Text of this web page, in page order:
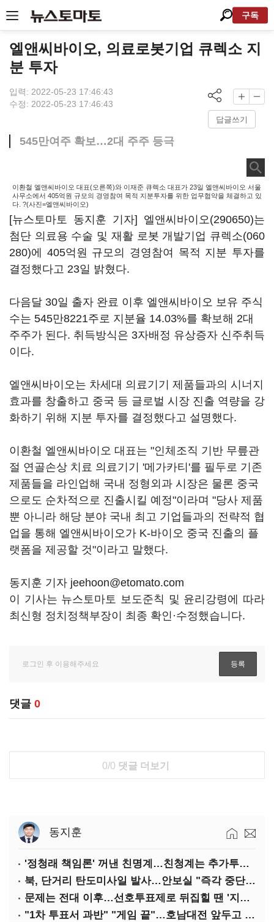
구독
엘앤씨바이오, 의료로봇기업 큐렉소 지
분 투자
입력: 2022-05-23 17:46:43
수정: 2022-05-23 17:46:43
답글쓰기
545만여주 확보…2대 주주 등극
이환철 엘앤씨바이오 대표(오른쪽)와 이재준 큐렉소 대표가 23일 엘앤씨바이오 서울
사무소에서 405억원 규모의 경영참여 목적 지분투자를 위한 업무협약을 체결하고 있
다. ?(사진=엘앤씨바이오)
[뉴스토마토 동지훈 기자] 엘앤씨바이오(290650)는
첨단 의료용 수술 및 재활 로봇 개발기업 큐렉소(060
280)에 405억원 규모의 경영참여 목적 지분 투자를
결정했다고 23일 밝혔다.
다음달 30일 출자 완료 이후 엘앤씨바이오 보유 주식
수는 545만8221주로 지분율 14.03%를 확보해 2대
주주가 된다. 취득방식은 3자배정 유상증자 신주취득
이다.
엘앤씨바이오는 차세대 의료기기 제품들과의 시너지
효과를 창출하고 중국 등 글로벌 시장 진출 역량을 강
화하기 위해 지분 투자를 결정했다고 설명했다.
이환철 엘앤씨바이오 대표는 "인체조직 기반 무릎관
절 연골손상 치료 의료기기 '메가카티'를 필두로 기존
제품들을 라인업해 국내 정형외과 시장은 물론 중국
으로도 순차적으로 진출시킬 예정"이라며 "당사 제품
뿐 아니라 해당 분야 국내 최고 기업들과의 전략적 협
업을 통해 엘앤씨바이오가 K-바이오 중국 진출의 플
랫폼을 제공할 것"이라고 말했다.
동지훈 기자 jeehoon@etomato.com
이 기사는 뉴스토마토 보도준칙 및 윤리강령에 따라
최신형 정치정책부장이 최종 확인·수정했습니다.
댓글 0
0/0 댓글 더보기
동지훈
'정청래 책임론' 꺼낸 친명계…친청계는 추가투표 때리기
북, 단거리 탄도미사일 발사…안보실 "즉각 중단 촉구"
문제는 전대 이후…선호투표제로 뒤집힐 땐 '지지층 불복'
"1차 투표서 과반" "게임 끝"…호남대전 앞두고 '충돌'